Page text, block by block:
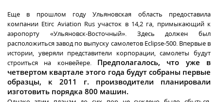
Еще в прошлом году Ульяновская область предоставила
компании Etirc Aviation Rus участок в 14,2 га, примыкающий к
аэропорту «Ульяновск-Восточный». Здесь должен был
расположиться завод по выпуску самолетов Eclipse-500. Впервые в
истории, уверяли представители корпорации, самолеты будут
строиться на конвейере. Предполагалось, что уже в
четвертом квартале этого года будут собраны первые
образцы, к 2011 г. производители планировали
изготовить порядка 800 машин.